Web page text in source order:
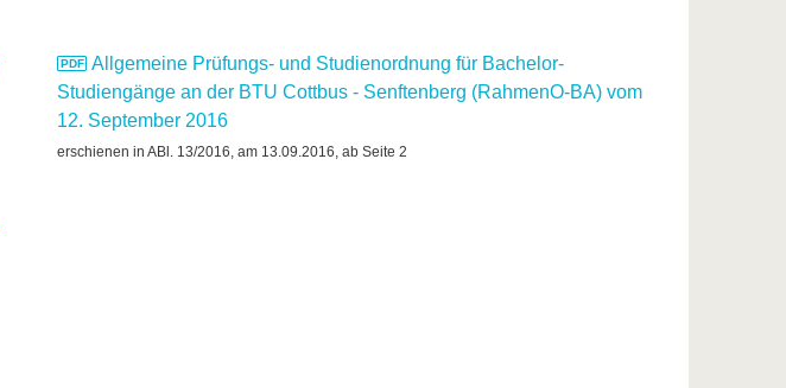
Allgemeine Prüfungs- und Studienordnung für Bachelor-
Studiengänge an der BTU Cottbus - Senftenberg (RahmenO-BA) vom
12. September 2016
erschienen in ABl. 13/2016, am 13.09.2016, ab Seite 2